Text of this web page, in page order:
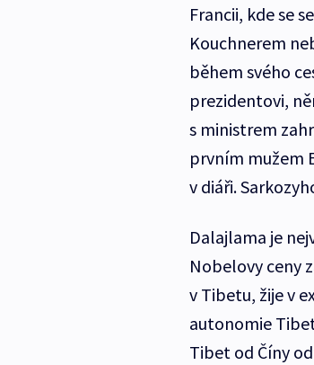
Francii, kde se
Kouchnerem
během svého
prezidentovi,
s ministrem
prvním mužem
v diáři.
Dalajlama je
Nobelovy ceny
v Tibetu, žije v
autonomie
Tibet od Číny